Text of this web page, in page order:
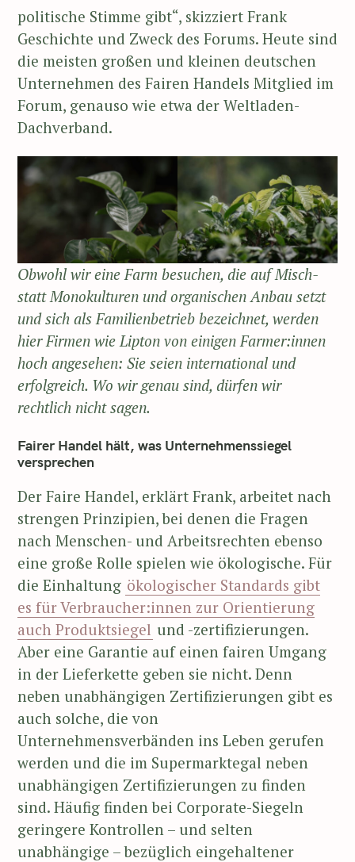
politische Stimme gibt“, skizziert Frank
Geschichte und Zweck des Forums. Heute sind
die meisten großen und kleinen deutschen
Unternehmen des Fairen Handels Mitglied im
Forum, genauso wie etwa der Weltladen-
Dachverband.
Obwohl wir eine Farm besuchen, die auf Misch-
statt Monokulturen und organischen Anbau setzt
und sich als Familienbetrieb bezeichnet, werden
hier Firmen wie Lipton von einigen Farmer:innen
hoch angesehen: Sie seien international und
erfolgreich. Wo wir genau sind, dürfen wir
rechtlich nicht sagen.
Fairer Handel hält, was Unternehmenssiegel
versprechen
Der Faire Handel, erklärt Frank, arbeitet nach
strengen Prinzipien, bei denen die Fragen
nach Menschen- und Arbeitsrechten ebenso
eine große Rolle spielen wie ökologische. Für
die Einhaltung ökologischer Standards gibt
es für Verbraucher:innen zur Orientierung
auch Produktsiegel und -zertifizierungen.
Aber eine Garantie auf einen fairen Umgang
in der Lieferkette geben sie nicht. Denn
neben unabhängigen Zertifizierungen gibt es
auch solche, die von
Unternehmensverbänden ins Leben gerufen
werden und die im Supermarktegal neben
unabhängigen Zertifizierungen zu finden
sind. Häufig finden bei Corporate-Siegeln
geringere Kontrollen – und selten
unabhängige – bezüglich eingehaltener